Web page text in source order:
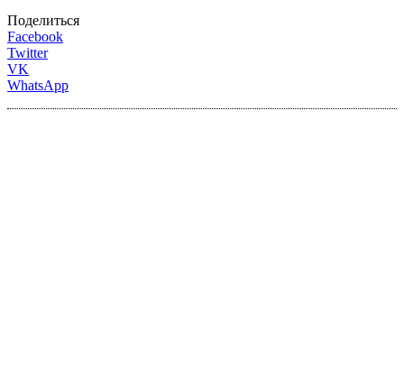
Поделиться
Facebook
Twitter
VK
WhatsApp